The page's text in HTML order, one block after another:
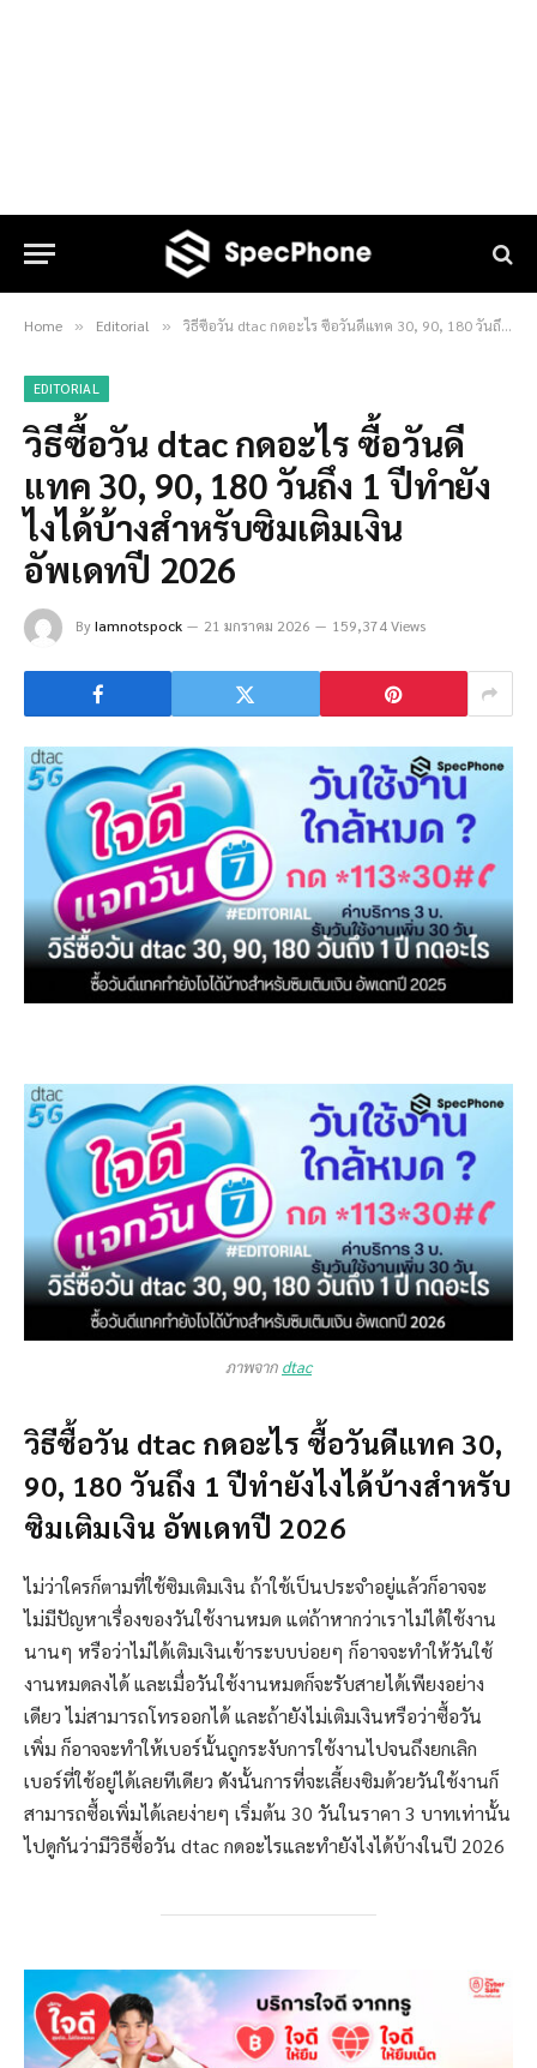
Home » Editorial » วิธีซื้อวัน dtac กดอะไร ซื้อวันดีแทค 30, 90, 180 วันถึง 1 ปีทำยังไงได้บ้างสำหรับซิมเติมเงิน อัพเดทปี 2026
EDITORIAL
วิธีซื้อวัน dtac กดอะไร ซื้อวันดี
แทค 30, 90, 180 วันถึง 1 ปีทำยัง
ไงได้บ้างสำหรับซิมเติมเงิน
อัพเดทปี 2026
ByIamnotspock 21 มกราคม 2026 159,374 Views
ภาพจาก dtac
วิธีซื้อวัน dtac กดอะไร ซื้อวันดีแทค 30,
90, 180 วันถึง 1 ปีทำยังไงได้บ้างสำหรับ
ซิมเติมเงิน อัพเดทปี 2026
ไม่ว่าใครก็ตามที่ใช้ซิมเติมเงิน ถ้าใช้เป็นประจำอยู่แล้วก็อาจจะ
ไม่มีปัญหาเรื่องของวันใช้งานหมด แต่ถ้าหากว่าเราไม่ได้ใช้งาน
นานๆ หรือว่าไม่ได้เติมเงินเข้าระบบบ่อยๆ ก็อาจจะทำให้วันใช้
งานหมดลงได้ และเมื่อวันใช้งานหมดก็จะรับสายได้เพียงอย่าง
เดียว ไม่สามารถโทรออกได้ และถ้ายังไม่เติมเงินหรือว่าซื้อวัน
เพิ่ม ก็อาจจะทำให้เบอร์นั้นถูกระงับการใช้งานไปจนถึงยกเลิก
เบอร์ที่ใช้อยู่ได้เลยทีเดียว ดังนั้นการที่จะเลี้ยงซิมด้วยวันใช้งานก็
สามารถซื้อเพิ่มได้เลยง่ายๆ เริ่มต้น 30 วันในราคา 3 บาทเท่านั้น
ไปดูกันว่ามีวิธีซื้อวัน dtac กดอะไรและทำยังไงได้บ้างในปี 2026